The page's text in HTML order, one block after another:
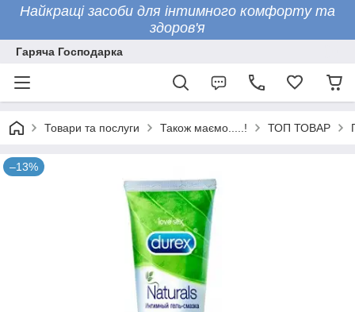
Найкращі засоби для інтимного комфорту та
здоров'я
Гаряча Господарка
Товари та послуги Також маємо.....! ТОП ТОВАР
–13%